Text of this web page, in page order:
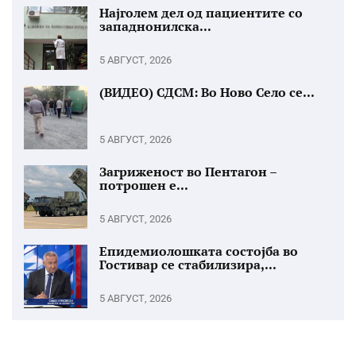
Најголем дел од пациентите со
западнонилска...
5 АВГУСТ, 2026
(ВИДЕО) СДСМ: Во Ново Село се...
5 АВГУСТ, 2026
Загриженост во Пентагон –
потрошен е...
5 АВГУСТ, 2026
Епидемиолошката состојба во
Гостивар се стабилизира,...
5 АВГУСТ, 2026